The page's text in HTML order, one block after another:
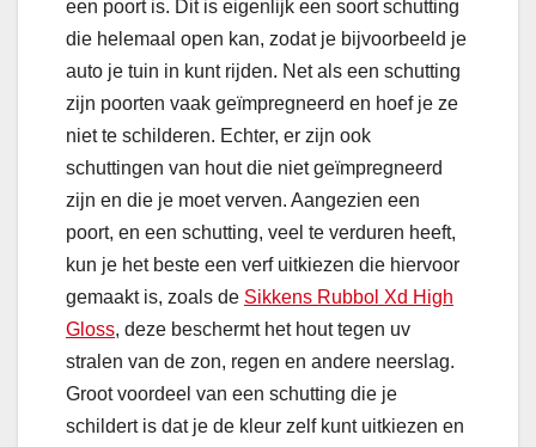
een poort is. Dit is eigenlijk een soort schutting
die helemaal open kan, zodat je bijvoorbeeld je
auto je tuin in kunt rijden. Net als een schutting
zijn poorten vaak geïmpregneerd en hoef je ze
niet te schilderen. Echter, er zijn ook
schuttingen van hout die niet geïmpregneerd
zijn en die je moet verven. Aangezien een
poort, en een schutting, veel te verduren heeft,
kun je het beste een verf uitkiezen die hiervoor
gemaakt is, zoals de Sikkens Rubbol Xd High
Gloss, deze beschermt het hout tegen uv
stralen van de zon, regen en andere neerslag.
Groot voordeel van een schutting die je
schildert is dat je de kleur zelf kunt uitkiezen en